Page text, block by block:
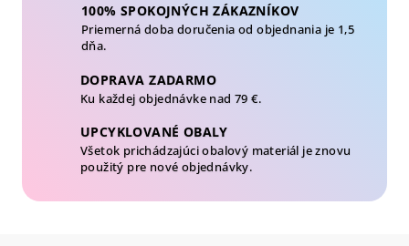
100% SPOKOJNÝCH ZÁKAZNÍKOV
Priemerná doba doručenia od objednania je 1,5
dňa.
DOPRAVA ZADARMO
Ku každej objednávke nad 79 €.
UPCYKLOVANÉ OBALY
Všetok prichádzajúci obalový materiál je znovu
použitý pre nové objednávky.